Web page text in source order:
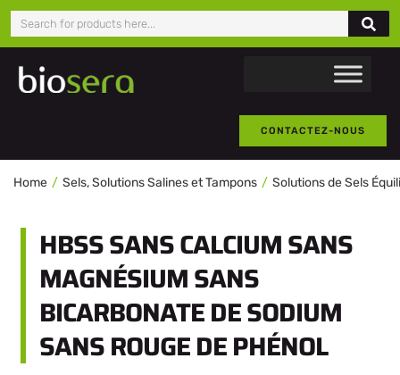
CONTACTEZ-NOUS
Home Sels, Solutions Salines et Tampons Solutions de Sels
HBSS SANS CALCIUM SANS
MAGNÉSIUM SANS
BICARBONATE DE SODIUM
SANS ROUGE DE PHÉNOL